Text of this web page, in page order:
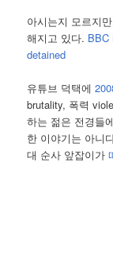
아시는지 모르지
해지고 있다. BBC
detained
유튜브 덕택에
brutality, 폭력
하는 젊은 전경들
한 이야기는 아니
대 순사 앞잡이가